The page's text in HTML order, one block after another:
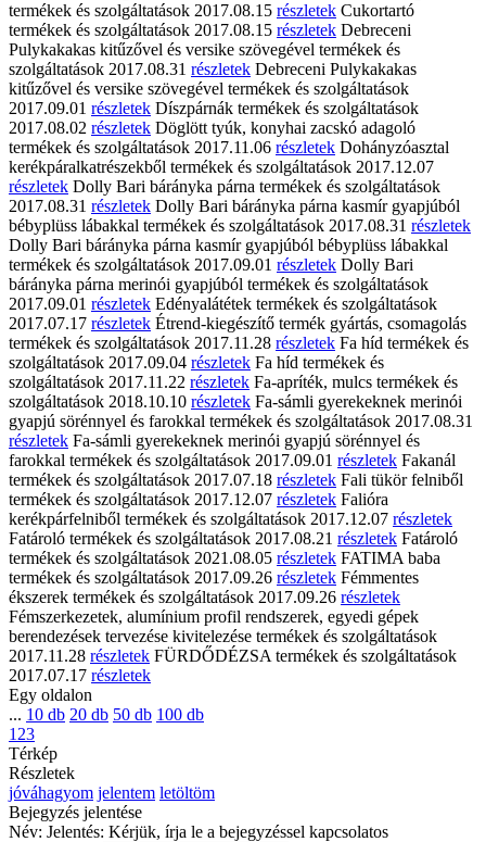
termékek és szolgáltatások 2017.08.15 részletek Cukortartó
termékek és szolgáltatások 2017.08.15 részletek Debreceni
Pulykakakas kitűzővel és versike szövegével termékek és
szolgáltatások 2017.08.31 részletek Debreceni Pulykakakas
kitűzővel és versike szövegével termékek és szolgáltatások
2017.09.01 részletek Díszpárnák termékek és szolgáltatások
2017.08.02 részletek Döglött tyúk, konyhai zacskó adagoló
termékek és szolgáltatások 2017.11.06 részletek Dohányzóasztal
kerékpáralkatrészekből termékek és szolgáltatások 2017.12.07
részletek Dolly Bari bárányka párna termékek és szolgáltatások
2017.08.31 részletek Dolly Bari bárányka párna kasmír gyapjúból
bébyplüss lábakkal termékek és szolgáltatások 2017.08.31 részletek
Dolly Bari bárányka párna kasmír gyapjúból bébyplüss lábakkal
termékek és szolgáltatások 2017.09.01 részletek Dolly Bari
bárányka párna merinói gyapjúból termékek és szolgáltatások
2017.09.01 részletek Edényalátétek termékek és szolgáltatások
2017.07.17 részletek Étrend-kiegészítő termék gyártás, csomagolás
termékek és szolgáltatások 2017.11.28 részletek Fa híd termékek és
szolgáltatások 2017.09.04 részletek Fa híd termékek és
szolgáltatások 2017.11.22 részletek Fa-apríték, mulcs termékek és
szolgáltatások 2018.10.10 részletek Fa-sámli gyerekeknek merinói
gyapjú sörénnyel és farokkal termékek és szolgáltatások 2017.08.31
részletek Fa-sámli gyerekeknek merinói gyapjú sörénnyel és
farokkal termékek és szolgáltatások 2017.09.01 részletek Fakanál
termékek és szolgáltatások 2017.07.18 részletek Fali tükör felniből
termékek és szolgáltatások 2017.12.07 részletek Falióra
kerékpárfelniből termékek és szolgáltatások 2017.12.07 részletek
Fatároló termékek és szolgáltatások 2017.08.21 részletek Fatároló
termékek és szolgáltatások 2021.08.05 részletek FATIMA baba
termékek és szolgáltatások 2017.09.26 részletek Fémmentes
ékszerek termékek és szolgáltatások 2017.09.26 részletek
Fémszerkezetek, alumínium profil rendszerek, egyedi gépek
berendezések tervezése kivitelezése termékek és szolgáltatások
2017.11.28 részletek FÜRDŐDÉZSA termékek és szolgáltatások
2017.07.17 részletek
Egy oldalon
... 10 db 20 db 50 db 100 db
1 23
Térkép
Részletek
jóváhagyom jelentem letöltöm
Bejegyzés jelentése
Név: Jelentés: Kérjük, írja le a bejegyzéssel kapcsolatos